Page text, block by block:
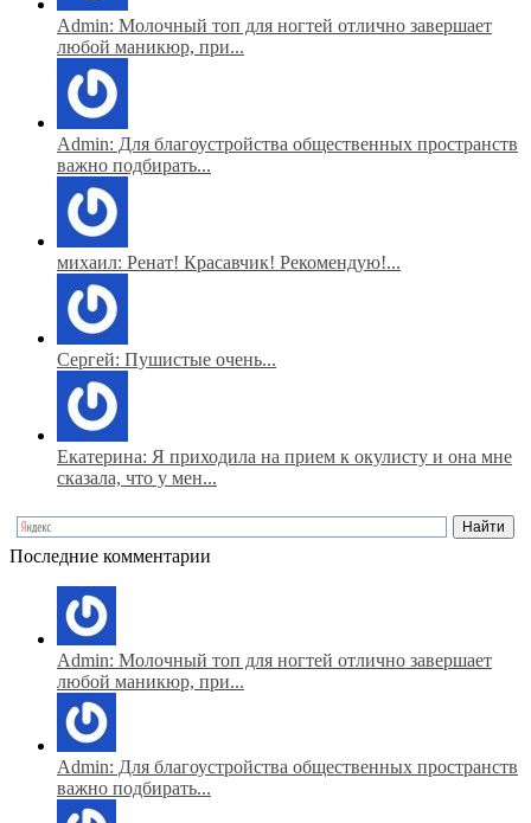
Admin: Молочный топ для ногтей отлично завершает
любой маникюр, при...
Admin: Для благоустройства общественных пространств
важно подбирать...
михаил: Ренат! Красавчик! Рекомендую!...
Сергей: Пушистые очень...
Екатерина: Я приходила на прием к окулисту и она мне
сказала, что у мен...
Последние комментарии
Admin: Молочный топ для ногтей отлично завершает
любой маникюр, при...
Admin: Для благоустройства общественных пространств
важно подбирать...